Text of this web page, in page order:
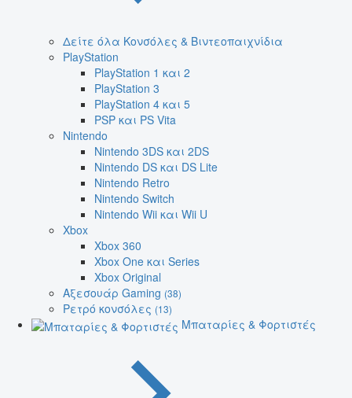
Δείτε όλα Κονσόλες & Βιντεοπαιχνίδια
PlayStation
PlayStation 1 και 2
PlayStation 3
PlayStation 4 και 5
PSP και PS Vita
Nintendo
Nintendo 3DS και 2DS
Nintendo DS και DS Lite
Nintendo Retro
Nintendo Switch
Nintendo Wii και Wii U
Xbox
Xbox 360
Xbox One και Series
Xbox Original
Αξεσουάρ Gaming (38)
Ρετρό κονσόλες (13)
Μπαταρίες & Φορτιστές